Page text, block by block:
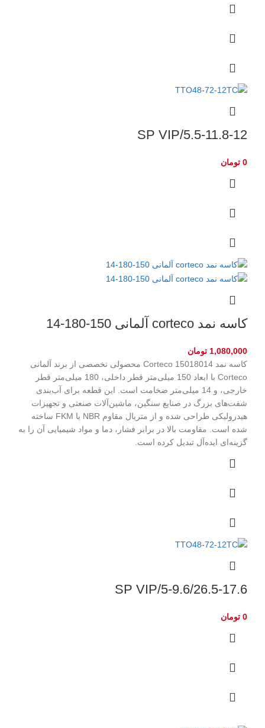
5.5-11.8-12/SP VIP
0 تومان
کاسه نمد corteco آلمانی 150-180-14
1,080,000 تومان
کاسه نمد Corteco 15018014 محصولی تخصصی از برند آلمانی
Corteco با ابعاد 150 میلی‌متر قطر داخلی، 180 میلی‌متر قطر
خارجی، و 14 میلی‌متر ضخامت است. این قطعه برای آب‌بندی
شفت‌های بزرگ در صنایع سنگین، ماشین‌آلات صنعتی و تجهیزات
هیدرولیکی طراحی شده و از متریال مقاوم NBR یا FKM ساخته
شده است. مقاومت بالا در برابر فشار، دما و مواد شیمیایی آن را به
گزینه‌ای ایده‌آل تبدیل کرده است.
5-9.6/26.5-17.6/SP VIP
0 تومان